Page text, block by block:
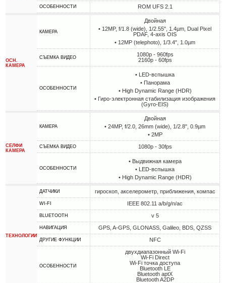
ОСОБЕННОСТИ ROM UFS 2.1
ОСН.
КАМЕРА
КАМЕРА
Двойная
• 12MP, f/1.8 (wide), 1/2.55", 1.4µm, Dual Pixel
PDAF, 4-axis OIS
• 12MP (telephoto), 1/3.4", 1.0µm
СЪЕМКА ВИДЕО
1080p - 960fps
2160p - 60fps
ОСОБЕННОСТИ
• LED-вспышка
• Панорама
• High Dynamic Range (HDR)
• Гиро-электронная стабилизация изображения
(Gyro-EIS)
СЕЛФИ
КАМЕРА
КАМЕРА
Двойная
• 24MP, f/2.0, 26mm (wide), 1/2.8", 0.9µm
• 2MP
СЪЕМКА ВИДЕО 1080p - 30fps
ОСОБЕННОСТИ
• Выдвижная камера
• LED-вспышка
• High Dynamic Range (HDR)
ТЕХНОЛОГИИ
ДАТЧИКИ гироскоп, акселерометр, приближения, компас
WI-FI IEEE 802.11 a/b/g/n/ac
BLUETOOTH v 5
НАВИГАЦИЯ GPS, A-GPS, GLONASS, Galileo, BDS, QZSS
ДРУГИЕ ФУНКЦИИ NFC
ОСОБЕННОСТИ
двухдиапазонный Wi-Fi
Wi-Fi Direct
Wi-Fi точка доступа
Bluetooth LE
Bluetooth aptX
Bluetooth A2DP